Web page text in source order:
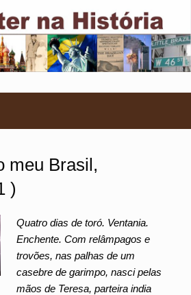
meu Brasil,
)
Quatro dias de toró. Ventania.
Enchente. Com relâmpagos e
trovões, nas palhas de um
casebre de garimpo, nasci pelas
mãos de Teresa, parteira india